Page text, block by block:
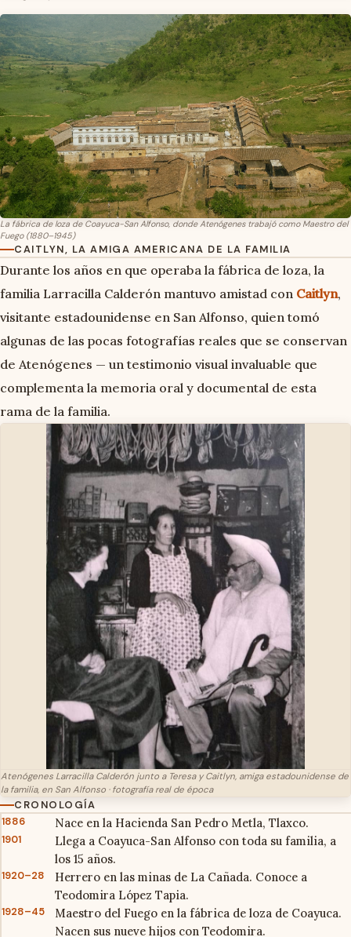
La fábrica de loza de Coayuca-San Alfonso, donde Atenógenes trabajó como Maestro del
Fuego (1880–1945)
CAITLYN, LA AMIGA AMERICANA DE LA FAMILIA
Durante los años en que operaba la fábrica de loza, la
familia Larracilla Calderón mantuvo amistad con Caitlyn,
visitante estadounidense en San Alfonso, quien tomó
algunas de las pocas fotografías reales que se conservan
de Atenógenes — un testimonio visual invaluable que
complementa la memoria oral y documental de esta
rama de la familia.
Atenógenes Larracilla Calderón junto a Teresa y Caitlyn, amiga estadounidense de
la familia, en San Alfonso · fotografía real de época
CRONOLOGÍA
1886
Nace en la Hacienda San Pedro Metla, Tlaxco.
1901
Llega a Coayuca-San Alfonso con toda su familia, a
los 15 años.
1920–28
Herrero en las minas de La Cañada. Conoce a
Teodomira López Tapia.
1928–45
Maestro del Fuego en la fábrica de loza de Coayuca.
Nacen sus nueve hijos con Teodomira.